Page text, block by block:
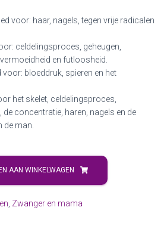
voor: haar, nagels, tegen vrije radicalen
celdelingsproces, geheugen,
en futloosheid.
voor: bloeddruk, spieren en het
het skelet, celdelingsproces,
concentratie, haren, nagels en de
de man.
AAN WINKELWAGEN
Zwanger en mama